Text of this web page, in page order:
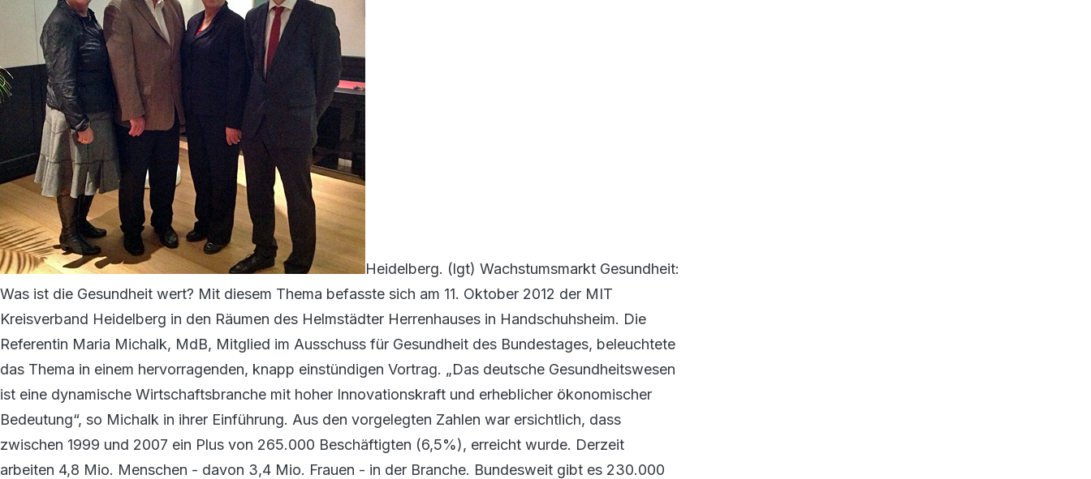
Heidelberg. (lgt) Wachstumsmarkt Gesundheit:
Was ist die Gesundheit wert? Mit diesem Thema befasste sich am 11. Oktober 2012 der MIT
Kreisverband Heidelberg in den Räumen des Helmstädter Herrenhauses in Handschuhsheim. Die
Referentin Maria Michalk, MdB, Mitglied im Ausschuss für Gesundheit des Bundestages, beleuchtete
das Thema in einem hervorragenden, knapp einstündigen Vortrag. „Das deutsche Gesundheitswesen
ist eine dynamische Wirtschaftsbranche mit hoher Innovationskraft und erheblicher ökonomischer
Bedeutung“, so Michalk in ihrer Einführung. Aus den vorgelegten Zahlen war ersichtlich, dass
zwischen 1999 und 2007 ein Plus von 265.000 Beschäftigten (6,5%), erreicht wurde. Derzeit
arbeiten 4,8 Mio. Menschen - davon 3,4 Mio. Frauen - in der Branche. Bundesweit gibt es 230.000